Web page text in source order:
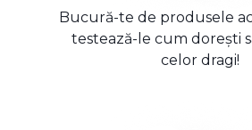
Bucură-te de produsele
testează-le cum dorești
celor dragi!